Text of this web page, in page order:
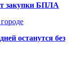
закупки БПЛА
останутся без